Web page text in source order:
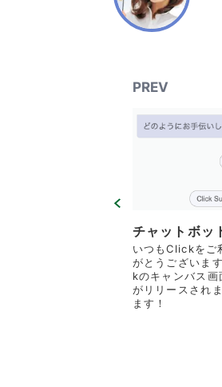
PREV
チャットボッ
いつもClickをご
がとうございま
kのキャンバス
がリリースされ
ます！